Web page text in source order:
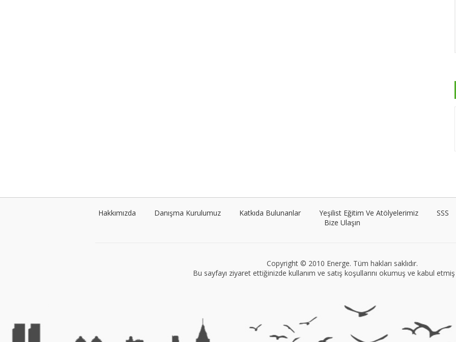
Hakkımızda Danışma Kurulumuz Katkıda Bulunanlar Yeşilist Eğitim Ve Atölyelerimiz SSS
Bize Ulaşın
Copyright © 2010 Energe. Tüm hakları saklıdır.
Bu sayfayı ziyaret ettiğinizde kullanım ve satış koşullarını okumuş ve kabul etmiş